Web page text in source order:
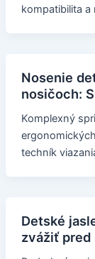
kompatibilita
Nosenie
nosičoch:
Komplexný
techník
Detské
zvážiť pred